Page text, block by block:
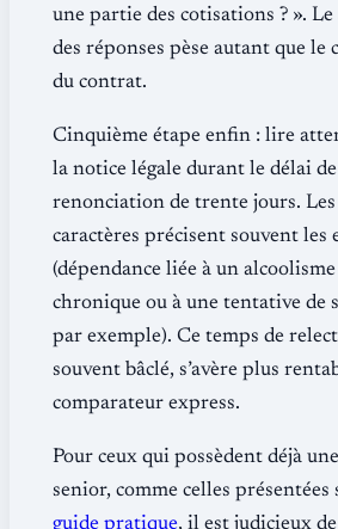
une partie des cotisations ? ».
des réponses pèse autant que le
du contrat.
Cinquième étape enfin : lire
la notice légale durant le délai de
renonciation de trente jours.
caractères précisent souvent les
(dépendance liée à un alcoolisme
chronique ou à une tentative de
par exemple). Ce temps de
souvent bâclé, s’avère plus
comparateur express.
Pour ceux qui possèdent déjà
senior, comme celles présentées
guide pratique, il est judicieux